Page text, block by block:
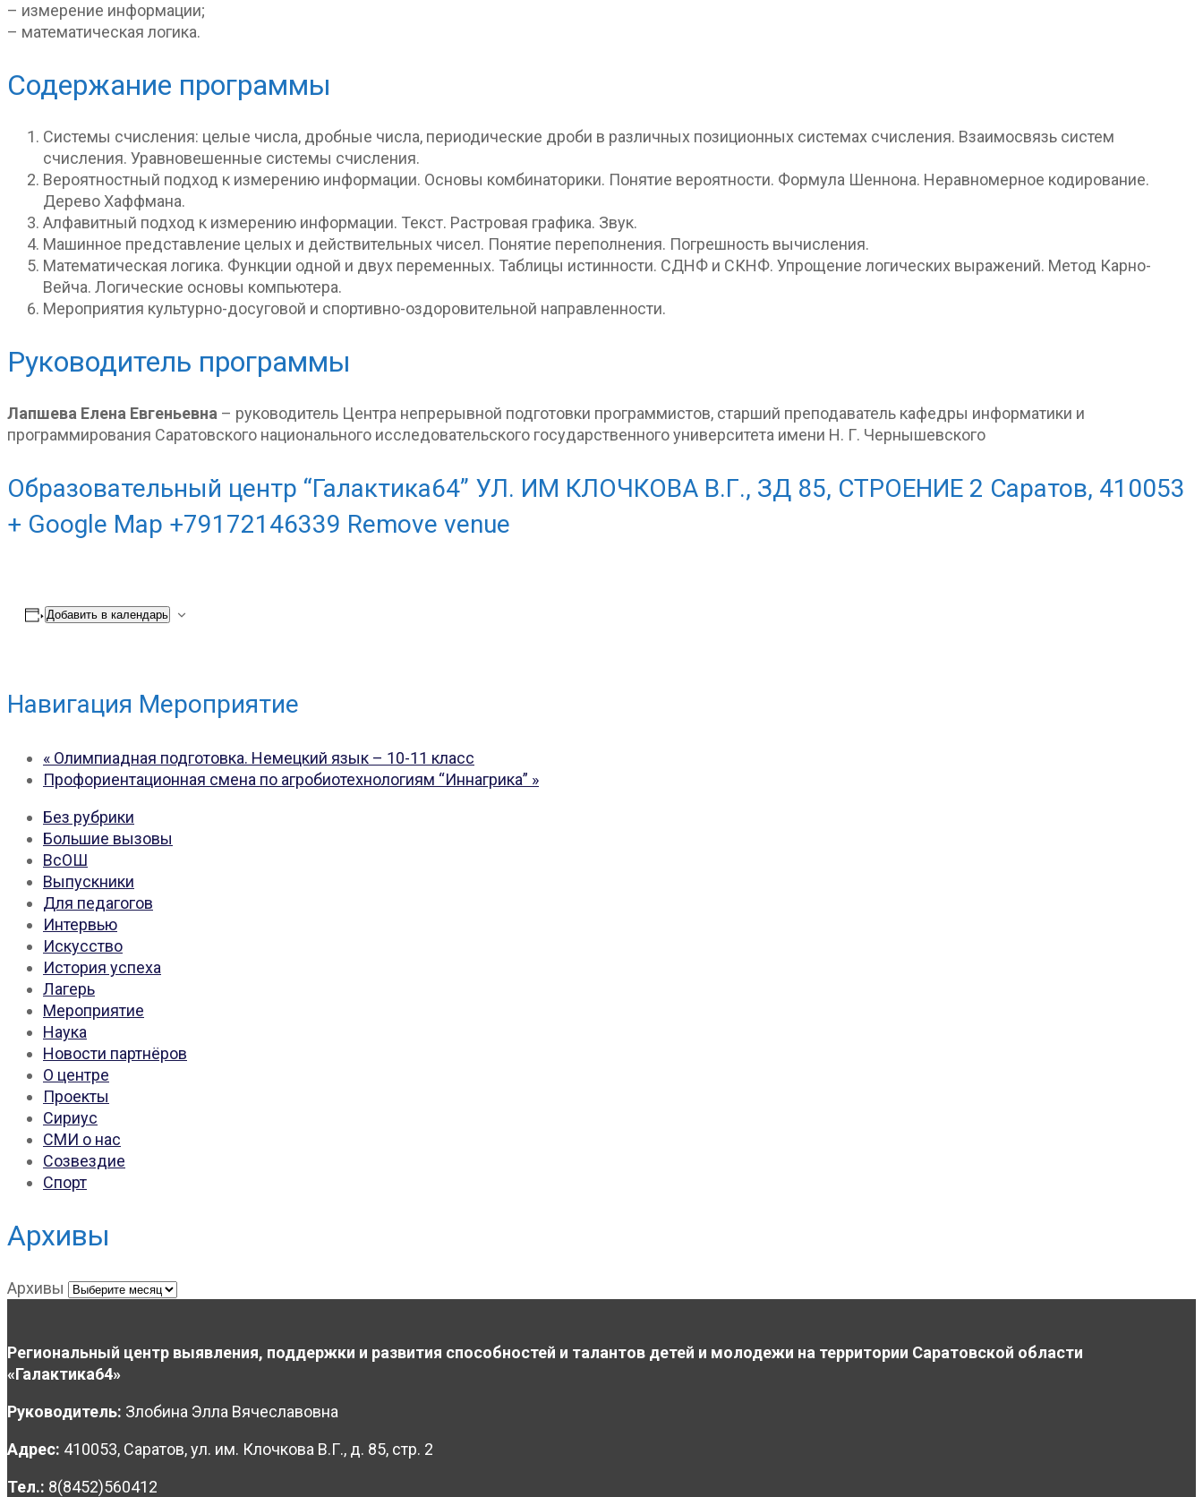
– измерение информации;
– математическая логика.
Содержание программы
Системы счисления: целые числа, дробные числа, периодические дроби в различных позиционных системах счисления. Взаимосвязь систем
счисления. Уравновешенные системы счисления.
Вероятностный подход к измерению информации. Основы комбинаторики. Понятие вероятности. Формула Шеннона. Неравномерное кодирование.
Дерево Хаффмана.
Алфавитный подход к измерению информации. Текст. Растровая графика. Звук.
Машинное представление целых и действительных чисел. Понятие переполнения. Погрешность вычисления.
Математическая логика. Функции одной и двух переменных. Таблицы истинности. СДНФ и СКНФ. Упрощение логических выражений. Метод Карно-
Вейча. Логические основы компьютера.
Мероприятия культурно-досуговой и спортивно-оздоровительной направленности.
Руководитель программы
Лапшева Елена Евгеньевна – руководитель Центра непрерывной подготовки программистов, старший преподаватель кафедры информатики и
программирования Саратовского национального исследовательского государственного университета имени Н. Г. Чернышевского
Образовательный центр “Галактика64” УЛ. ИМ КЛОЧКОВА В.Г., ЗД 85, СТРОЕНИЕ 2 Саратов, 410053
+ Google Map +79172146339 Remove venue
Добавить в календарь
Навигация Мероприятие
« Олимпиадная подготовка. Немецкий язык – 10-11 класс
Профориентационная смена по агробиотехнологиям “Иннагрика” »
Без рубрики
Большие вызовы
ВсОШ
Выпускники
Для педагогов
Интервью
Искусство
История успеха
Лагерь
Мероприятие
Наука
Новости партнёров
О центре
Проекты
Сириус
СМИ о нас
Созвездие
Спорт
Архивы
Архивы
Региональный центр выявления, поддержки и развития способностей и талантов детей и молодежи на территории Саратовской области
«Галактика64»
Руководитель: Злобина Элла Вячеславовна
Адрес: 410053, Саратов, ул. им. Клочкова В.Г., д. 85, стр. 2
Тел.: 8(8452)560412